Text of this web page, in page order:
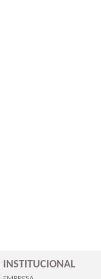
INSTITUCIONAL